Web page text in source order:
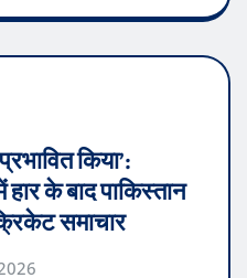
किया’:
के बाद पाकिस्तान
समाचार